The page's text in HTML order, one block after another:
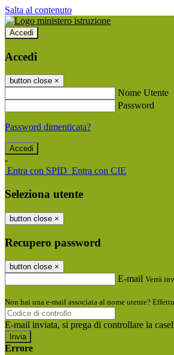
Salta al contenuto
Accedi
Accedi
button close ×
Nome Utente
Password
Password dimenticata?
-
Entra con SPID Entra con CIE
Seleziona utente
button close ×
Recupero password
button close ×
E-mail Verrà
Non hai una e-mail associata al nome utente?
E-mail inviata, si prega di controllare la
Errore